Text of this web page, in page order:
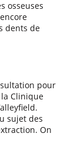
osseuses
dents de
pour
Clinique
sujet des
On